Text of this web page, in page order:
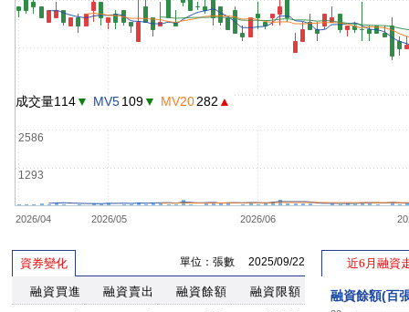
2026/04 2026/05 2026/06
1293
2586
成交量114▼ MV5109▼ MV20282 ▲
資券變化 單位：張數 2025/09/22
融資買進 融資賣出 融資餘額
融資限額
近6月融資
融資餘額(百